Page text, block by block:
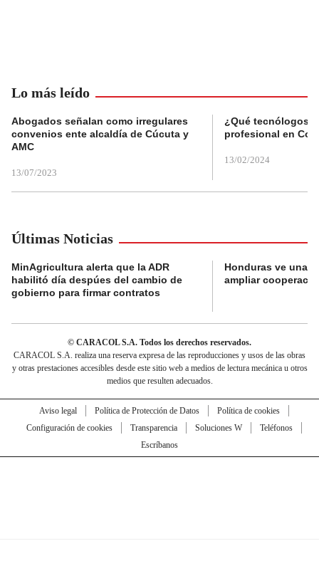
Lo más leído
Abogados señalan como irregulares
convenios ente alcaldía de Cúcuta y
AMC
13/07/2023
¿Qué tecnólogos
profesional en
13/02/2024
Últimas Noticias
MinAgricultura alerta que la ADR
habilitó día despúes del cambio de
gobierno para firmar contratos
Honduras ve una
ampliar
© CARACOL S.A. Todos los derechos reservados.
CARACOL S.A. realiza una reserva expresa de las reproducciones y usos de las obras
y otras prestaciones accesibles desde este sitio web a medios de lectura mecánica u otros
medios que resulten adecuados.
Aviso legal Política de Protección de Datos
Política de cookies
Configuración de cookies
Transparencia Soluciones W
Teléfonos
Escríbanos